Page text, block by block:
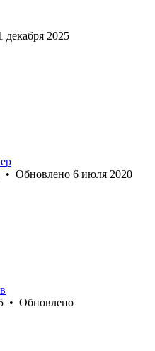
декабря 2025
• Обновлено 6 июля 2020
• Обновлено